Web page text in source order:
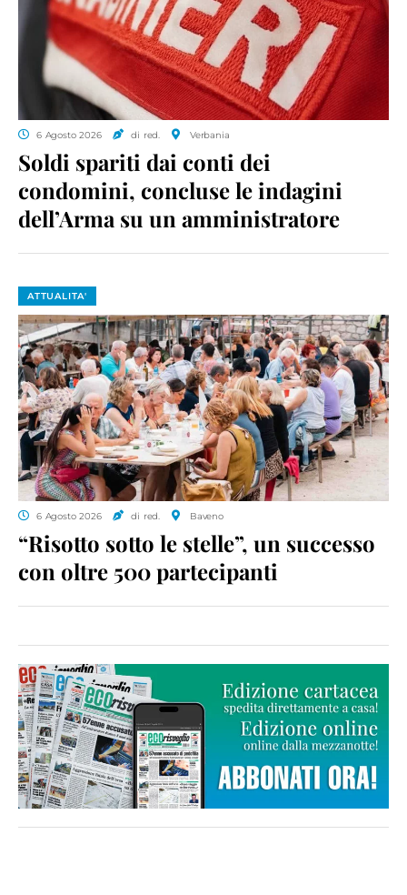
6 Agosto 2026 di red. Verbania
Soldi spariti dai conti dei
condomini, concluse le indagini
dell’Arma su un amministratore
ATTUALITA'
6 Agosto 2026 di red. Baveno
“Risotto sotto le stelle”, un successo
con oltre 500 partecipanti